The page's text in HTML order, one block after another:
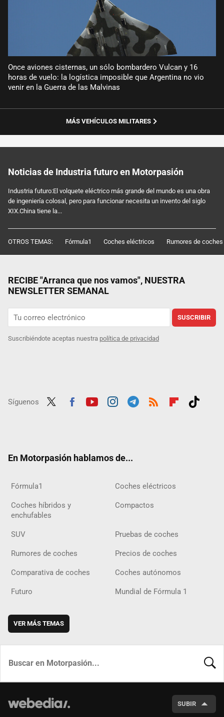
Once aviones cisternas, un sólo bombardero Vulcan y 16
horas de vuelo: la logística imposible que Argentina no vio
venir en la Guerra de las Malvinas
MÁS VEHÍCULOS MILITARES
Noticias de Industria futuro en Motorpasión
Industria futuro:El volquete eléctrico más grande del mundo es una obra
de ingeniería colosal, pero para funcionar necesita un invento del siglo
XIX.China tiene la...
OTROS TEMAS: Fórmula1 Coches eléctricos Rumores de coches
RECIBE "Arranca que nos vamos", NUESTRA
NEWSLETTER SEMANAL
SUSCRIBIR
Suscribiéndote aceptas nuestra política de privacidad
Síguenos
En Motorpasión hablamos de...
Fórmula1 Coches eléctricos
Coches híbridos y
enchufables
Compactos
SUV Pruebas de coches
Rumores de coches Precios de coches
Comparativa de coches Coches autónomos
Futuro Mundial de Fórmula 1
VER MÁS TEMAS
SUBIR